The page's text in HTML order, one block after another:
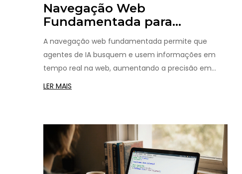
Navegação Web
Fundamentada para
Agentes de IA: Como Busca e
Fontes Melhoram a Precisão
A navegação web fundamentada permite que
agentes de IA busquem e usem informações em
tempo real na web, aumentando a precisão em
tarefas como busca de preços e verificação de
LER MAIS